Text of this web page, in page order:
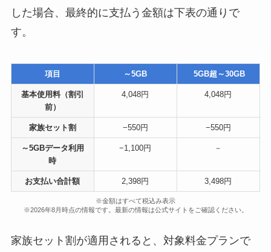
した場合、最終的に支払う金額は下表の通りで
す。
項目 ～5GB 5GB超～30GB
基本使用料（割引
前）
4,048円 4,048円
家族セット割 −550円 −550円
～5GBデータ利用
時
−1,100円 －
お支払い合計額 2,398円 3,498円
※金額はすべて税込み表示
※2026年8月時点の情報です。最新の情報は公式サイトをご確認ください。
家族セット割が適用されると、対象料金プランで